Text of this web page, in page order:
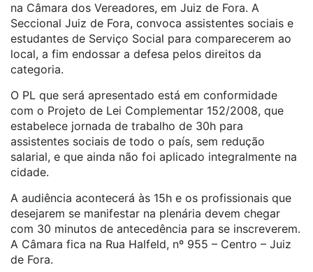
na Câmara dos Vereadores, em Juiz de Fora. A
Seccional Juiz de Fora, convoca assistentes sociais e
estudantes de Serviço Social para comparecerem ao
local, a fim endossar a defesa pelos direitos da
categoria.
O PL que será apresentado está em conformidade
com o Projeto de Lei Complementar 152/2008, que
estabelece jornada de trabalho de 30h para
assistentes sociais de todo o país, sem redução
salarial, e que ainda não foi aplicado integralmente na
cidade.
A audiência acontecerá às 15h e os profissionais que
desejarem se manifestar na plenária devem chegar
com 30 minutos de antecedência para se inscreverem.
A Câmara fica na Rua Halfeld, nº 955 – Centro – Juiz
de Fora.